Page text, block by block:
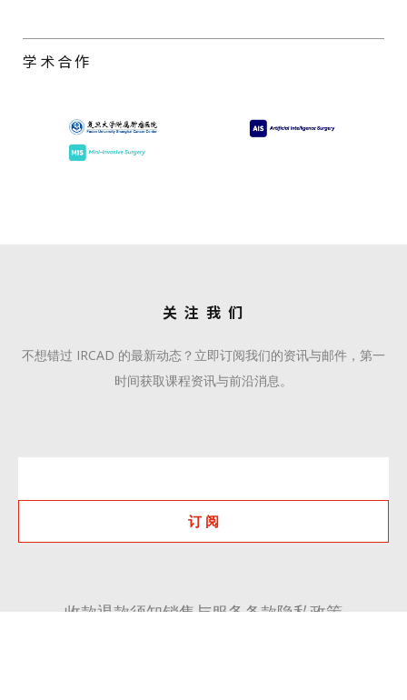
学术合作
关 注 我 们
不想错过 IRCAD 的最新动态？立即订阅我们的资讯与邮件，第一
时间获取课程资讯与前沿消息。
订 阅
收款退款须知销售与服务条款隐私政策